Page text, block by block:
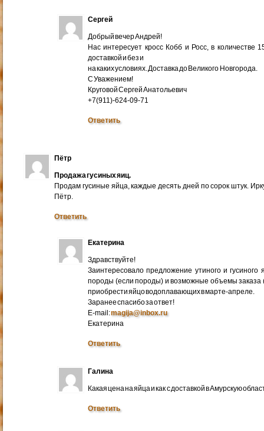
Сергей
Добрый вечер Андрей!
Нас интересует кросс Кобб и Росс, в количестве
доставкой и без и
на каких условиях. Доставка до Великого Новгорода.
С Уважением!
Круговой Сергей Анатольевич
+7(911)-624-09-71
Ответить
Пётр
Продажа гусиных яиц.
Продам гусиные яйца, каждые десять дней по сорок штук.
Пётр.
Ответить
Екатерина
Здравствуйте!
Заинтересовало предложение утиного и
породы (если породы) и возможные объемы заказа
приобрести яйцо водоплавающих в марте-апреле.
Заранее спасибо за ответ!
E-mail:magija@inbox.ru
Екатерина
Ответить
Галина
Какая цена на яйца и как с доставкой в Амурскую
Ответить